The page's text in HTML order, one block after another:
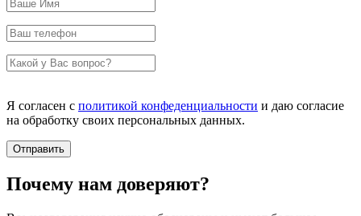
Я согласен с политикой конфеденциальности и даю согласие
на обработку своих персональных данных.
Почему нам доверяют?